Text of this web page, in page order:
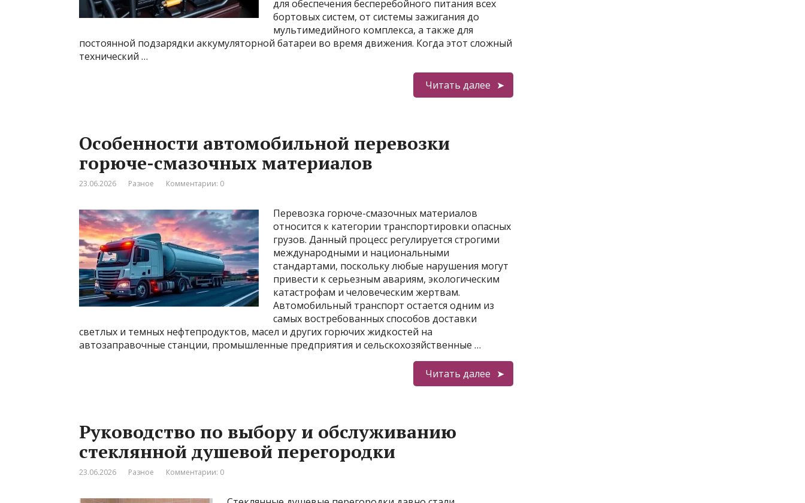
для обеспечения бесперебойного питания всех
бортовых систем, от системы зажигания до
мультимедийного комплекса, а также для
постоянной подзарядки аккумуляторной батареи во время движения. Когда этот сложный
технический …
Читать далее
Особенности автомобильной перевозки
горюче-смазочных материалов
23.06.2026 Разное Комментарии: 0
Перевозка горюче-смазочных материалов
относится к категории транспортировки опасных
грузов. Данный процесс регулируется строгими
международными и национальными
стандартами, поскольку любые нарушения могут
привести к серьезным авариям, экологическим
катастрофам и человеческим жертвам.
Автомобильный транспорт остается одним из
самых востребованных способов доставки
светлых и темных нефтепродуктов, масел и других горючих жидкостей на
автозаправочные станции, промышленные предприятия и сельскохозяйственные …
Читать далее
Руководство по выбору и обслуживанию
стеклянной душевой перегородки
23.06.2026 Разное Комментарии: 0